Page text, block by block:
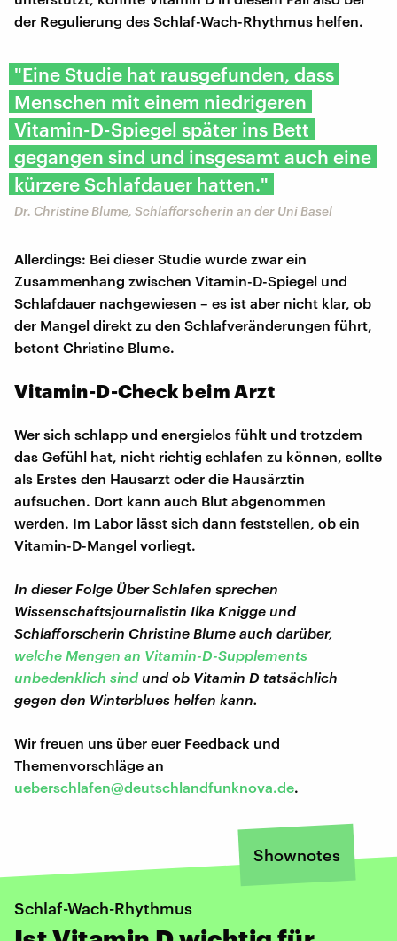
der Regulierung des Schlaf-Wach-Rhythmus helfen.
"Eine Studie hat rausgefunden, dass
Menschen mit einem niedrigeren
Vitamin-D-Spiegel später ins Bett
gegangen sind und insgesamt auch eine
kürzere Schlafdauer hatten."
Dr. Christine Blume, Schlafforscherin an der Uni Basel
Allerdings: Bei dieser Studie wurde zwar ein
Zusammenhang zwischen Vitamin-D-Spiegel und
Schlafdauer nachgewiesen – es ist aber nicht klar, ob
der Mangel direkt zu den Schlafveränderungen führt,
betont Christine Blume.
Vitamin-D-Check beim Arzt
Wer sich schlapp und energielos fühlt und trotzdem
das Gefühl hat, nicht richtig schlafen zu können, sollte
als Erstes den Hausarzt oder die Hausärztin
aufsuchen. Dort kann auch Blut abgenommen
werden. Im Labor lässt sich dann feststellen, ob ein
Vitamin-D-Mangel vorliegt.
In dieser Folge Über Schlafen sprechen
Wissenschaftsjournalistin Ilka Knigge und
Schlafforscherin Christine Blume auch darüber,
welche Mengen an Vitamin-D-Supplements
unbedenklich sindund ob Vitamin D tatsächlich
gegen den Winterblues helfen kann.
Wir freuen uns über euer Feedback und
Themenvorschläge an
ueberschlafen@deutschlandfunknova.de.
Shownotes
Schlaf-Wach-Rhythmus